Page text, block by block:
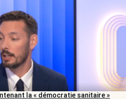
la « démocratie sanitaire »